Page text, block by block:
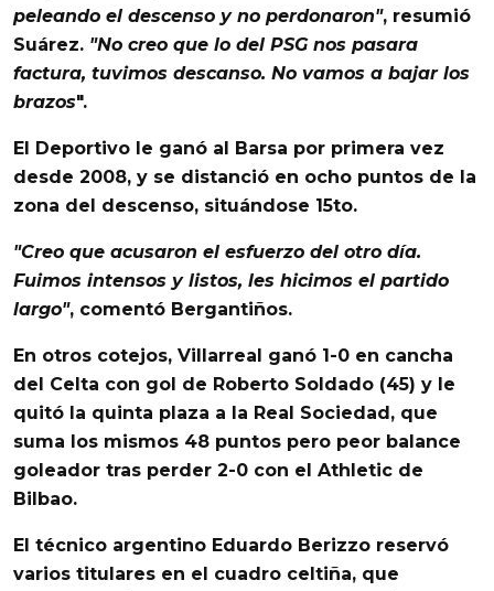
peleando el descenso y no perdonaron", resumió
Suárez. "No creo que lo del PSGnos pasara
factura, tuvimos descanso. No vamos a bajar los
brazos".
El Deportivo le ganó al Barsa por primera vez
desde 2008, y se distanció en ocho puntos de la
zona del descenso, situándose 15to.
"Creo que acusaron el esfuerzo del otro día.
Fuimos intensos y listos, les hicimos el partido
largo", comentó Bergantiños.
En otros cotejos, Villarreal
ganó 1-0 en cancha
del Celta con gol de Roberto Soldado (45) y le
quitó la quinta plaza a la Real Sociedad , que
suma los mismos 48 puntos pero peor balance
goleador tras perder 2-0 con el Athletic de
Bilbao.
El técnico argentino Eduardo Berizzo reservó
varios titulares en el cuadro celtiña, que